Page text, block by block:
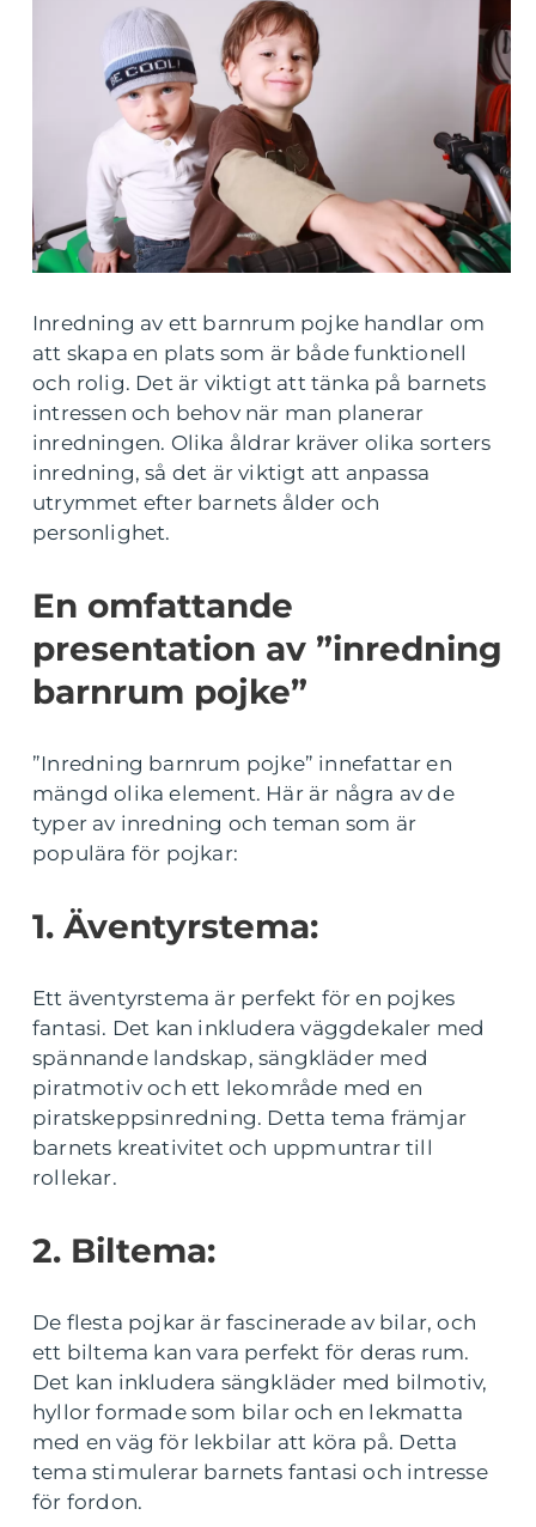
Inredning av ett barnrum pojke handlar om
att skapa en plats som är både funktionell
och rolig. Det är viktigt att tänka på barnets
intressen och behov när man planerar
inredningen. Olika åldrar kräver olika sorters
inredning, så det är viktigt att anpassa
utrymmet efter barnets ålder och
personlighet.
En omfattande
presentation av ”inredning
barnrum pojke”
”Inredning barnrum pojke” innefattar en
mängd olika element. Här är några av de
typer av inredning och teman som är
populära för pojkar:
1. Äventyrstema:
Ett äventyrstema är perfekt för en pojkes
fantasi. Det kan inkludera väggdekaler med
spännande landskap, sängkläder med
piratmotiv och ett lekområde med en
piratskeppsinredning. Detta tema främjar
barnets kreativitet och uppmuntrar till
rollekar.
2. Biltema:
De flesta pojkar är fascinerade av bilar, och
ett biltema kan vara perfekt för deras rum.
Det kan inkludera sängkläder med bilmotiv,
hyllor formade som bilar och en lekmatta
med en väg för lekbilar att köra på. Detta
tema stimulerar barnets fantasi och intresse
för fordon.